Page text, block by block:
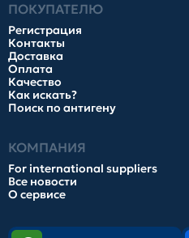
ПОКУПАТЕЛЮ
Регистрация
Контакты
Доставка
Оплата
Качество
Как искать?
Поиск по антигену
КОМПАНИЯ
For international suppliers
Все новости
О сервисе